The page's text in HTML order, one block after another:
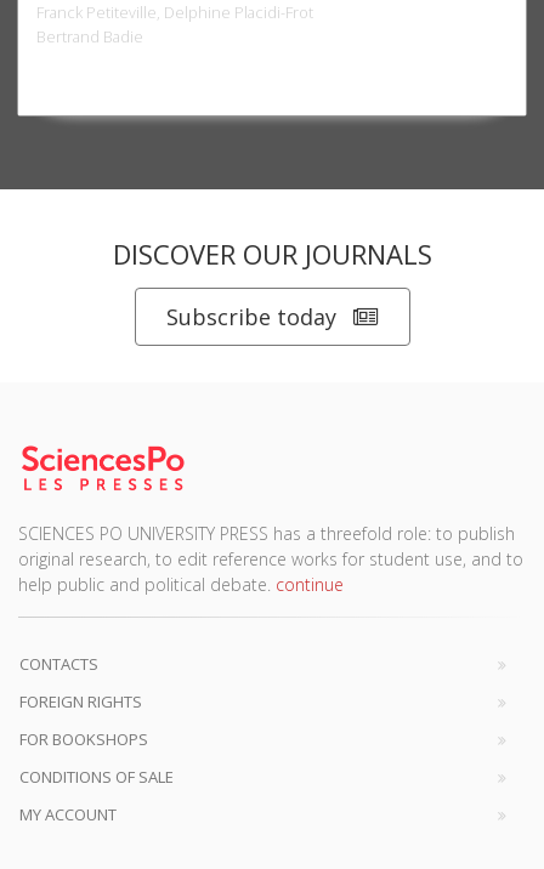
Franck Petiteville, Delphine Placidi-Frot
Bertrand Badie
DISCOVER OUR JOURNALS
Subscribe today
SCIENCES PO UNIVERSITY PRESS has a threefold role: to publish
original research, to edit reference works for student use, and to
help public and political debate. continue
CONTACTS
FOREIGN RIGHTS
FOR BOOKSHOPS
CONDITIONS OF SALE
MY ACCOUNT